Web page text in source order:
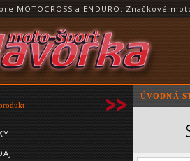
MOTOCROSS a ENDURO. Značkové
ÚVODNÁ